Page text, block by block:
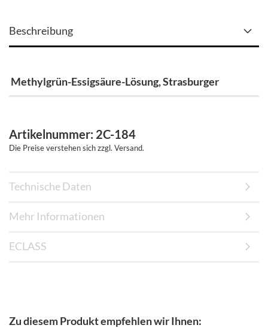
Beschreibung
Methylgrün-Essigsäure-Lösung, Strasburger
Artikelnummer: 2C-184
Die Preise verstehen sich zzgl. Versand.
Technische Daten
Mehr Informationen
ECLASS
Zu diesem Produkt empfehlen wir Ihnen: